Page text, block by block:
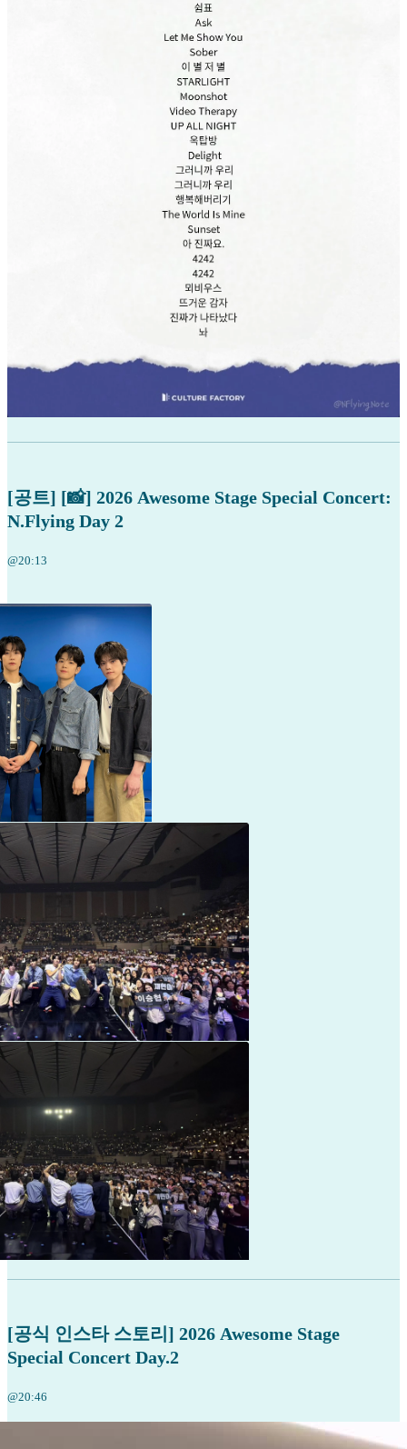
[공트] [📸] 2026 Awesome Stage Special Concert:
N.Flying Day 2
@20:13
[공식 인스타 스토리] 2026 Awesome Stage
Special Concert Day.2
@20:46